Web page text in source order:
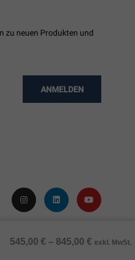
545,00€ – 845,00€ exkl. MwSt.
zu neuen Produkten und
ANMELDEN